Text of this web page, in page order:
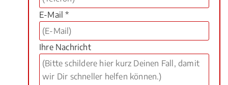
E-Mail *
Ihre Nachricht